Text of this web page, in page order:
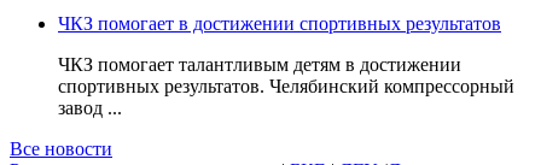
ЧКЗ помогает в достижении спортивных результатов
ЧКЗ помогает талантливым детям в достижении
спортивных результатов. Челябинский компрессорный
завод ...
Все новости